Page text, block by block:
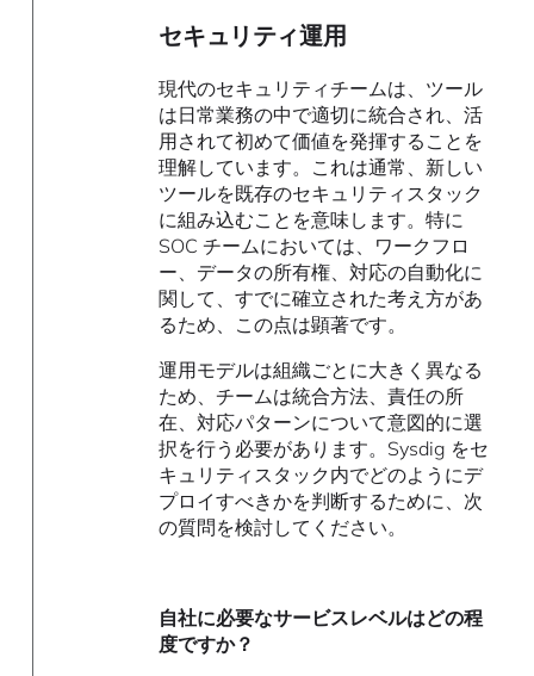
セキュリティ運用
現代のセキュリティチームは、ツール
は日常業務の中で適切に統合され、活
用されて初めて価値を発揮することを
理解しています。これは通常、新しい
ツールを既存のセキュリティスタック
に組み込むことを意味します。特に
SOC チームにおいては、ワークフロ
ー、データの所有権、対応の自動化に
関して、すでに確立された考え方があ
るため、この点は顕著です。
運用モデルは組織ごとに大きく異なる
ため、チームは統合方法、責任の所
在、対応パターンについて意図的に選
択を行う必要があります。Sysdig をセ
キュリティスタック内でどのようにデ
プロイすべきかを判断するために、次
の質問を検討してください。
自社に必要なサービスレベルはどの程
度ですか？